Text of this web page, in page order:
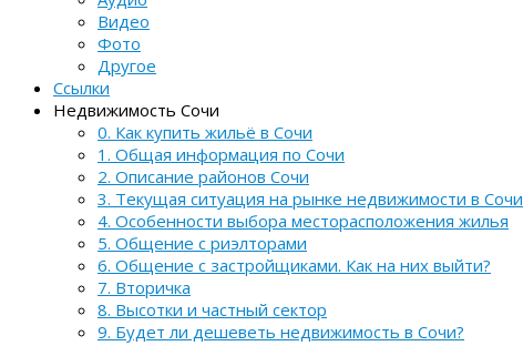
Видео
Фото
Другое
Ссылки
Недвижимость Сочи
0. Как купить жильё в Сочи
1. Общая информация по Сочи
2. Описание районов Сочи
3. Текущая ситуация на рынке недвижимости в Сочи
4. Особенности выбора месторасположения жилья
5. Общение с риэлторами
6. Общение с застройщиками. Как на них выйти?
7. Вторичка
8. Высотки и частный сектор
9. Будет ли дешеветь недвижимость в Сочи?